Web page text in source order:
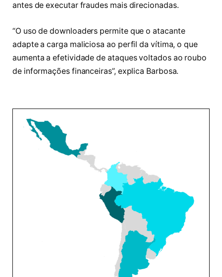
antes de executar fraudes mais direcionadas.
“O uso de downloaders permite que o atacante
adapte a carga maliciosa ao perfil da vítima, o que
aumenta a efetividade de ataques voltados ao roubo
de informações financeiras”, explica Barbosa.